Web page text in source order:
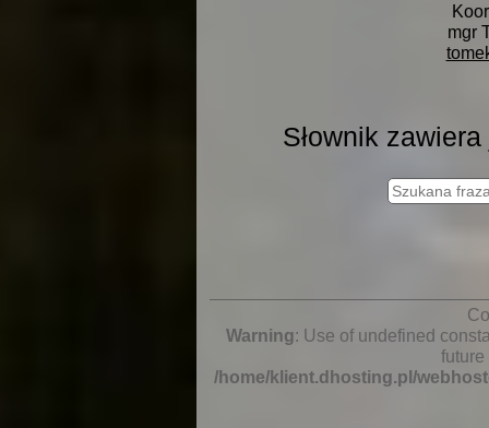
mgr
Słownik
Warning: Use of undefined
/home/klient.dhosting.pl/